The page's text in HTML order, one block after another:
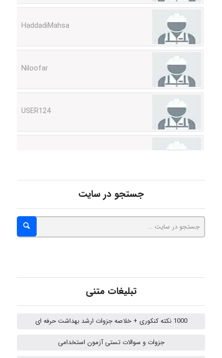
abolfazlkoshehe
fatima
جستجو در سایت
تبلیغات متنی
1000 نکته کنکوری + خلاصه جزوات ارشد بهداشت حرفه ای
جزوات و سوالات تستی آزمون استخدامی